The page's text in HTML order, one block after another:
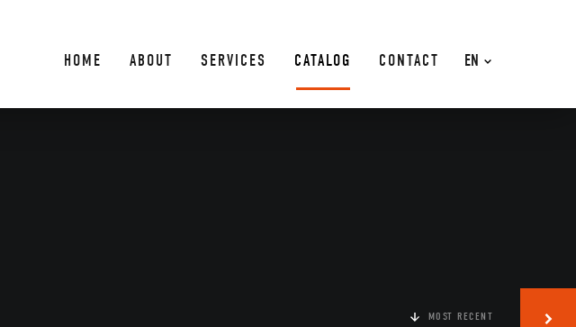
EN
HOME ABOUT SERVICES CATALOG CONTACT
MOST RECENT